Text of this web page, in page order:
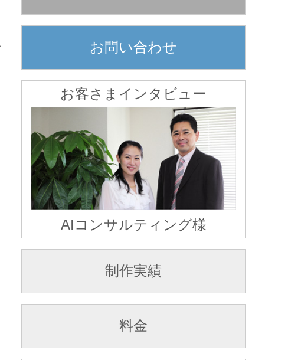
お問い合わせ
お客さまインタビュー
AIコンサルティング様
制作実績
料金